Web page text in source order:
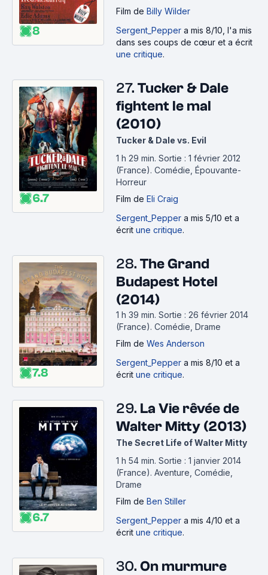
8
Film de Billy Wilder
Sergent_Pepper a mis 8/10, l'a mis
dans ses coups de cœur et a écrit
une critique.
6.7
27. Tucker & Dale
fightent le mal
(2010)
Tucker & Dale vs. Evil
1 h 29 min. Sortie : 1 février 2012
(France). Comédie, Épouvante-
Horreur
Film de Eli Craig
Sergent_Pepper a mis 5/10 et a
écrit une critique.
7.8
28. The Grand
Budapest Hotel
(2014)
1 h 39 min. Sortie : 26 février 2014
(France). Comédie, Drame
Film de Wes Anderson
Sergent_Pepper a mis 8/10 et a
écrit une critique.
6.7
29. La Vie rêvée de
Walter Mitty (2013)
The Secret Life of Walter Mitty
1 h 54 min. Sortie : 1 janvier 2014
(France). Aventure, Comédie,
Drame
Film de Ben Stiller
Sergent_Pepper a mis 4/10 et a
écrit une critique.
30. On murmure